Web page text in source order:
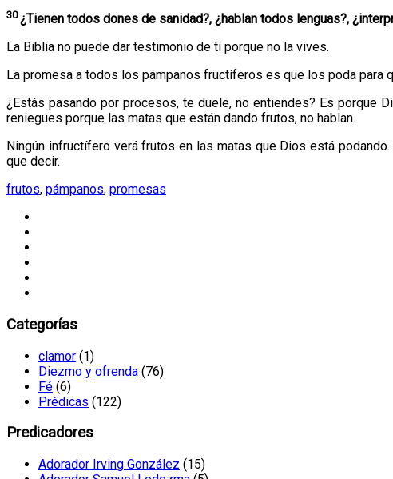
30¿Tienen todos dones de sanidad?, ¿hablan todos lenguas?,
La Biblia no puede dar testimonio de ti porque no la vives.
La promesa a todos los pámpanos fructíferos es que los poda para
¿Estás pasando por procesos, te duele, no entiendes? Es porque
reniegues porque las matas que están dando frutos, no hablan.
Ningún infructífero verá frutos en las matas que Dios está
que decir.
frutos, pámpanos, promesas
Categorías
clamor (1)
Diezmo y ofrenda (76)
Fé (6)
Prédicas (122)
Predicadores
Adorador Irving González (15)